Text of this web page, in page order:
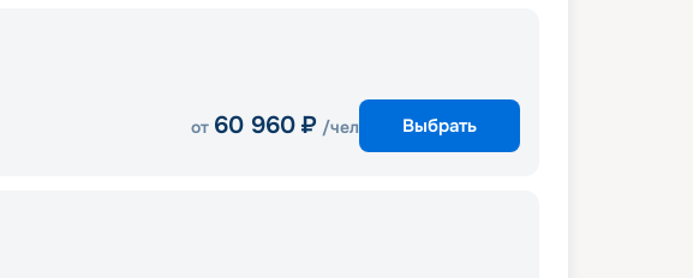
от 60 960 ₽ /чел Выбрать